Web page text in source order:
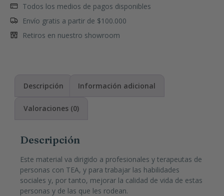
Todos los medios de pagos disponibles
Envío gratis a partir de $100.000
Retiros en nuestro showroom
Descripción Información adicional
Valoraciones (0)
Descripción
Este material va dirigido a profesionales y terapeutas de
personas con TEA, y para trabajar las habilidades
sociales y, por tanto, mejorar la calidad de vida de estas
personas y de las que les rodean.